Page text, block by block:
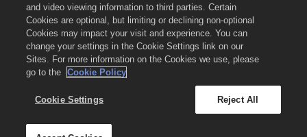
©2026Social Point S.L. Dragon City ve Dragon City logosu Social Point S.L.
şirketinin ticari markalarıdır. Tüm hakları saklıdır. Dragon City Mağazası
Zynga, Inc. tarafından işletilmektedir. Teklifler sadece Dragon City'de oyun
içinde geçerlidir. Teklif kullanılabilirliği ve fiyatlandırma bölgeye göre
değişir.
and video viewing information to third parties. Certain
Cookies are optional, but limiting or declining non-optional
Cookies may impact your visit and experience. You can
change your settings in the Cookie Settings link on our
Sites. For more information on the Cookies we use, please
go to the
Cookie Policy
Cookie Settings Reject All